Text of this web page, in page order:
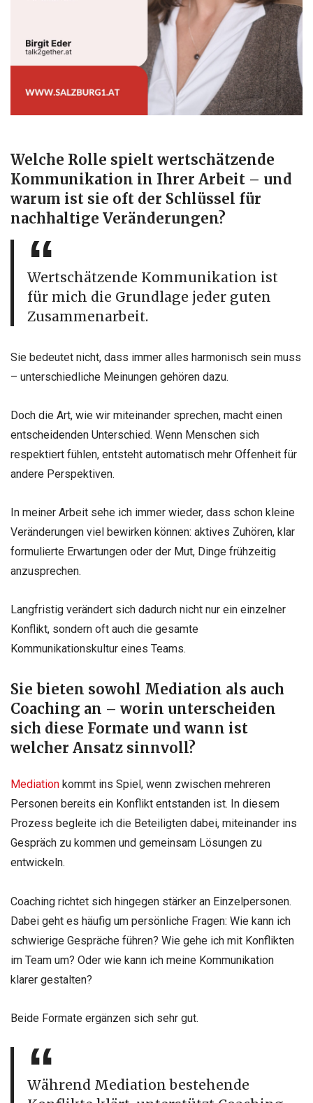
Welche Rolle spielt wertschätzende
Kommunikation in Ihrer Arbeit – und
warum ist sie oft der Schlüssel für
nachhaltige Veränderungen?
Wertschätzende Kommunikation ist
für mich die Grundlage jeder guten
Zusammenarbeit.
Sie bedeutet nicht, dass immer alles harmonisch sein muss
– unterschiedliche Meinungen gehören dazu.
Doch die Art, wie wir miteinander sprechen, macht einen
entscheidenden Unterschied. Wenn Menschen sich
respektiert fühlen, entsteht automatisch mehr Offenheit für
andere Perspektiven.
In meiner Arbeit sehe ich immer wieder, dass schon kleine
Veränderungen viel bewirken können: aktives Zuhören, klar
formulierte Erwartungen oder der Mut, Dinge frühzeitig
anzusprechen.
Langfristig verändert sich dadurch nicht nur ein einzelner
Konflikt, sondern oft auch die gesamte
Kommunikationskultur eines Teams.
Sie bieten sowohl Mediation als auch
Coaching an – worin unterscheiden
sich diese Formate und wann ist
welcher Ansatz sinnvoll?
Mediation kommt ins Spiel, wenn zwischen mehreren
Personen bereits ein Konflikt entstanden ist. In diesem
Prozess begleite ich die Beteiligten dabei, miteinander ins
Gespräch zu kommen und gemeinsam Lösungen zu
entwickeln.
Coaching richtet sich hingegen stärker an Einzelpersonen.
Dabei geht es häufig um persönliche Fragen: Wie kann ich
schwierige Gespräche führen? Wie gehe ich mit Konflikten
im Team um? Oder wie kann ich meine Kommunikation
klarer gestalten?
Beide Formate ergänzen sich sehr gut.
Während Mediation bestehende